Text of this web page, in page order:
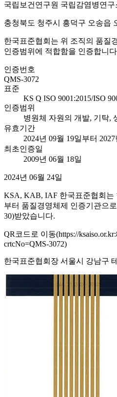
국립보건연구원 국립감염병연
충청북도 청주시 흥덕구 오송읍
한국표준협회는 위 조직의 품질
인증범위에 적합함을 인증합니
인증번호
QMS-3072
표준
KS Q ISO 9001:2015/ISO
인증범위
병원체 자원의 개발, 기탁,
유효기간
2024년 09월 19일부터 2027
최초인증일
2009년 06월 18일
2024년 06월 24일
KSA, KAB, IAF 한국표준협회는
부터 품질경영체제 인증기관으
30)받았습니다.
QR코드로 이동(https://
crtcNo=QMS-3072)
한국표준협회장 서울시 강남구